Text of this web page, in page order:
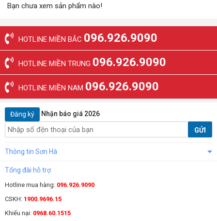
Bạn chưa xem sản phẩm nào!
HOTLINE MIỀN BẮC 096.926.9090
HOTLINE MIỀN TRUNG 096.926.9090
HOTLINE MIỀN NAM 096.926.9090
Đăng ký Nhận báo giá 2026
GỬI
Thông tin Sơn Hà
Tổng đài hỗ trợ
Hotline mua hàng: 096.926.9090
CSKH: 1900.9696.15
Khiếu nại: 0968.60.1515